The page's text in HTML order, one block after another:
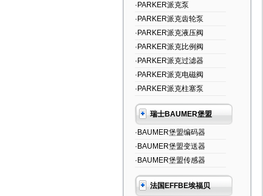
·PARKER派克泵
·PARKER派克齿轮泵
·PARKER派克液压阀
·PARKER派克比例阀
·PARKER派克过滤器
·PARKER派克电磁阀
·PARKER派克柱塞泵
瑞士BAUMER堡盟
·BAUMER堡盟编码器
·BAUMER堡盟变送器
·BAUMER堡盟传感器
法国EFFBE埃福贝